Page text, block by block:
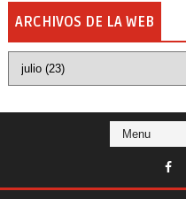
ARCHIVOS DE LA WEB